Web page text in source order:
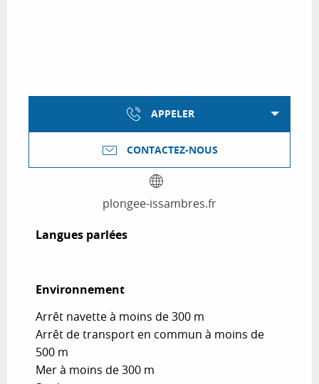
APPELER
CONTACTEZ-NOUS
plongee-issambres.fr
Langues parlées
Langues parlées
Environnement
Environnement
Arrêt navette à moins de 300 m
Arrêt de transport en commun à moins de
500 m
Mer à moins de 300 m